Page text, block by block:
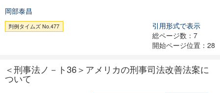
岡部泰昌
判例タイムズ No.477
引用形式で表示
総ページ数：7
開始ページ位置：28
＜刑事法ノ－ト36＞アメリカの刑事司法改善法案に
ついて